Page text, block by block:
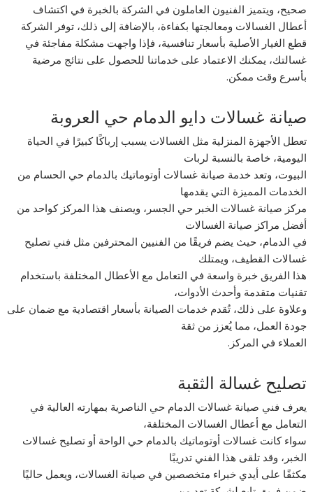
صحيح، ويتميز الفنيون العاملون في الشركة بالخبرة في اكتشاف
أعطال الغسالات ومعالجتها بكفاءة، بالإضافة إلى ذلك، توفر الشركة
قطع الغيار الأصلية بأسعار تنافسية، فإذا واجهت مشكلة مفاجئة في
غسالتك، يمكنك الاعتماد على خدماتنا للحصول على نتائج مرضية
بأسرع وقت ممكن.
صيانة غسالات دايو الدمام حي العروبة
تعطل الأجهزة المنزلية مثل الغسالات يسبب إرباكًا كبيرًا في الحياة
اليومية، خاصة بالنسبة لربات
البيوت، وتعد خدمة صيانة غسالات أوتوماتيك بالدمام حي الحسام من
الخدمات المميزة التي يقدمها
مركز صيانة غسالات الخبر حي الجسر، ويصنف هذا المركز كواحد من
أفضل مراكز صيانة الغسالات
في الدمام، حيث يضم فريقًا من الفنيين المحترفين مثل فني تصليح
غسالات القطيف، ويمتلك
هذا الفريق خبرة واسعة في التعامل مع الأعطال المختلفة باستخدام
تقنيات متقدمة وأحدث الأدوات،
وعلاوة على ذلك، تُقدم خدمات الصيانة بأسعار اقتصادية مع ضمان على
جودة العمل، مما يُعزز من ثقة
العملاء في المركز.
تصليح غسالة الثقبة
يعرف فني صيانة غسالات الدمام حي الناصرية بمهارته العالية في
التعامل مع أعطال الغسالات المختلفة،
سواء كانت غسالات أوتوماتيك بالدمام حي الواحة أو تصليح غسالات
الخبر، وقد تلقى هذا الفني تدريبًا
مكثفًا على أيدي خبراء متخصصين في صيانة الغسالات، ويعمل حاليًا